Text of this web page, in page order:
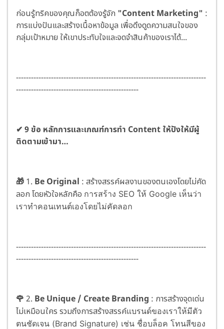
ก่อนรู้ทริคของคุณก็อตต้องรู้จัก "Content Marketing" :
การแบ่งปันและสร้างเนื้อหาข้อมูล เพื่อดึงดูดความสนใจของ
กลุ่มเป้าหมาย ให้เขาประทับใจและจดจำสินค้าของเราได้...
----------------------------------------------------------------------------
-------------------------------------------------
✔ 9 ข้อ หลักการและเกณฑ์การทำ Content ให้ปังให้มีผู้
ติดตามเข้ามา…
🎁 1. Be Original : สร้างสรรค์ผลงานของตนเองโดยไม่คัด
ลอก โดยหัวใจหลักคือ การสร้าง SEO ให้ Google เห็นว่า
เราทำคอนเทนต์เองโดยไม่คัดลอก
----------------------------------------------------------------------------
-------------------------------------------------
🌹 2. Be Unique / Create Branding : การสร้างจุดเด่น
ไม่เหมือนใคร รวมถึงการสร้างสรรค์แบรนด์ของเราให้มีตัว
ตนชัดเจน (Brand Signature) เช่น ชื่อบล็อค โทนสีของ